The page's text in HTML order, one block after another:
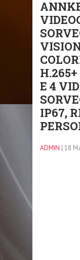
H.265+
E 4
IP67,
ADMIN | 18